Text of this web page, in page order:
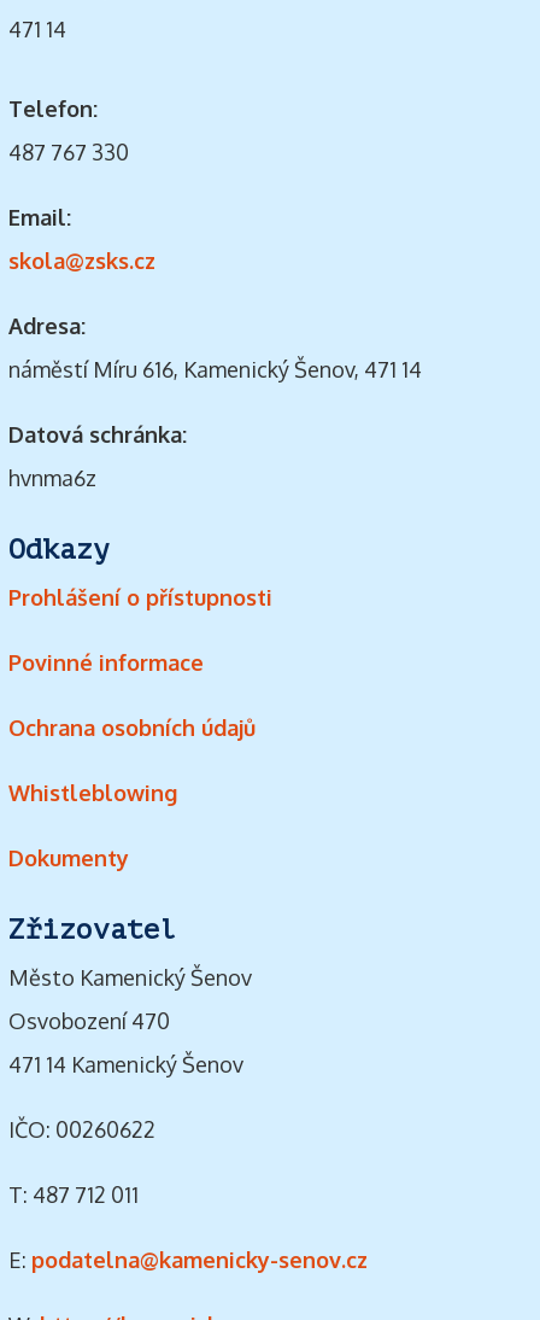
471 14
Telefon:
487 767 330
Email:
skola@zsks.cz
Adresa:
náměstí Míru 616, Kamenický Šenov, 471 14
Datová schránka:
hvnma6z
Odkazy
Prohlášení o přístupnosti
Povinné informace
Ochrana osobních údajů
Whistleblowing
Dokumenty
Zřizovatel
Město Kamenický Šenov
Osvobození 470
471 14 Kamenický Šenov
IČO: 00260622
T: 487 712 011
E: podatelna@kamenicky-senov.cz